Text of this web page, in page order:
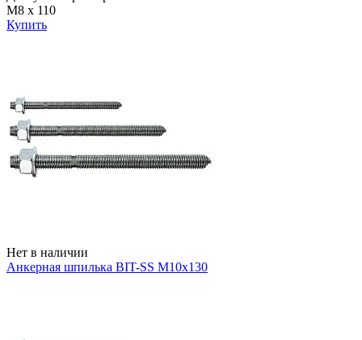
М8 х 110
Купить
Нет в наличии
Анкерная шпилька BIT-SS М10х130